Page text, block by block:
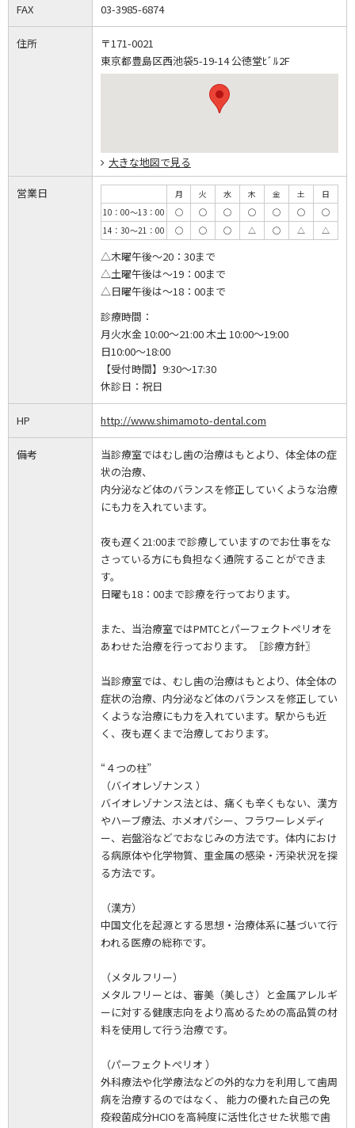
FAX 03-3985-6874
住所
〒171-0021
東京都豊島区西池袋5-19-14 公徳堂ﾋﾞﾙ2F
大きな地図で見る
営業日 月 火 水 木 金 土
日
10：00～13：00
◯ ◯ ◯ ◯ ◯ ◯
◯
14：30～21：00
◯ ◯ ◯ △ ◯ △ △
△木曜午後～20：30まで
△土曜午後は～19：00まで
△日曜午後は～18：00まで
診療時間：
月火水金 10:00～21:00 木土 10:00～19:00
日10:00～18:00
【受付時間】9:30～17:30
休診日： 祝日
HP http://www.shimamoto-dental.com
備考
当診療室ではむし歯の治療はもとより、体全体の症
状の治療、
内分泌など体のバランスを修正していくような治療
にも力を入れています。
夜も遅く21:00まで診療していますのでお仕事をな
さっている方にも負担なく通院することができま
す。
日曜も18：00まで診療を行っております。
また、当治療室ではPMTCとパーフェクトペリオを
あわせた治療を行っております。〖診療方針〗
当診療室では、むし歯の治療はもとより、体全体の
症状の治療、内分泌など体のバランスを修正してい
くような治療にも力を入れています。駅からも近
く、夜も遅くまで治療しております。
“４つの柱”
（バイオレゾナンス ）
バイオレゾナンス法とは、痛くも辛くもない、漢方
やハーブ療法、ホメオパシー、フラワーレメディ
ー、岩盤浴などでおなじみの方法です。体内におけ
る病原体や化学物質、重金属の感染・汚染状況を探
る方法です。
（漢方）
中国文化を起源とする思想・治療体系に基づいて行
われる医療の総称です。
（メタルフリー）
メタルフリーとは、審美（美しさ）と金属アレルギ
ーに対する健康志向をより高めるための高品質の材
料を使用して行う治療です。
（パーフェクトぺリオ ）
外科療法や化学療法などの外的な力を利用して歯周
病を治療するのではなく、 能力の優れた自己の免
疫殺菌成分HCIOを高純度に活性化させた状態で歯